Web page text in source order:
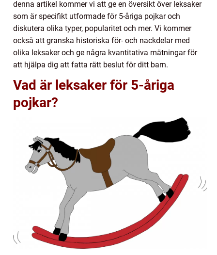
denna artikel kommer vi att ge en översikt över leksaker
som är specifikt utformade för 5-åriga pojkar och
diskutera olika typer, popularitet och mer. Vi kommer
också att granska historiska för- och nackdelar med
olika leksaker och ge några kvantitativa mätningar för
att hjälpa dig att fatta rätt beslut för ditt barn.
Vad är leksaker för 5-åriga
pojkar?